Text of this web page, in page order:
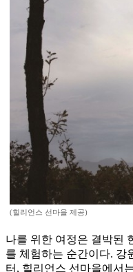
(힐리언스 선마을 제공)
나를 위한 여정은 결박된
를 체험하는 순간이다. 강
터, 힐리언스 선마을에서